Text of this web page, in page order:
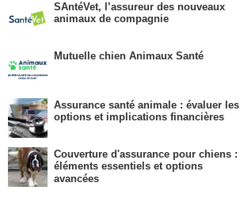
SAntéVet, l’assureur des nouveaux
animaux de compagnie
Mutuelle chien Animaux Santé
Assurance santé animale : évaluer les
options et implications financières
Couverture d'assurance pour chiens :
éléments essentiels et options
avancées